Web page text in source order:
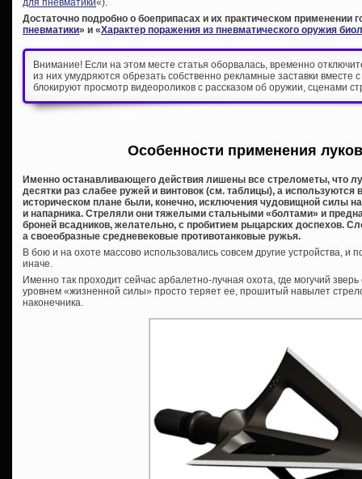
для пневматики«).
Достаточно подробно о боеприпасах и их практическом применении
пневматики» и «Характер поражения из пневматического оружия
Внимание! Если на этом месте статья оборвалась, временно
из них умудряются обрезать собственно рекламные заставки вместе
блокируют просмотр видеороликов с рассказом об оружии, сценами
Особенности применения
Именно останавливающего действия лишены все стрелометы, что
десятки раз слабее ружей и винтовок (см. таблицы), а используются
историческом плане были, конечно, исключения чудовищной силы
и напарника. Стреляли они тяжелыми стальными «болтами» и
броней всадников, желательно, с пробитием рыцарских доспехов.
а своеобразные средневековые противотанковые ружья.
В бою и на охоте массово использовались совсем другие устройства,
иначе.
Именно так проходит сейчас арбалетно-лучная охота, где могучий
уровнем «жизненной силы» просто теряет ее, прошитый навылет
наконечника.